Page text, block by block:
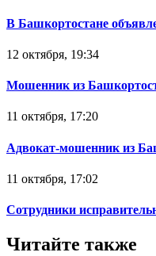
В Башкортостане
12 октября, 19:34
Мошенник из
11 октября, 17:20
Адвокат-мошенник из
11 октября, 17:02
Сотрудники
Читайте также